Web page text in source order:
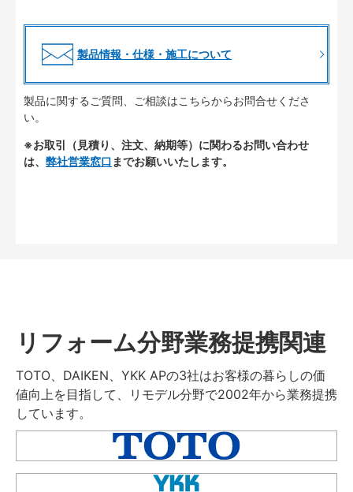
製品情報・仕様・施工について
製品に関するご質問、ご相談はこちらからお問合せくださ
い。
※お取引（見積り、注文、納期等）に関わるお問い合わせ
は、 弊社営業窓口 までお願いいたします。
リフォーム分野業務提携関連
TOTO、DAIKEN、YKK APの3社はお客様の暮らしの価
値向上を目指して、リモデル分野で2002年から業務提携
しています。